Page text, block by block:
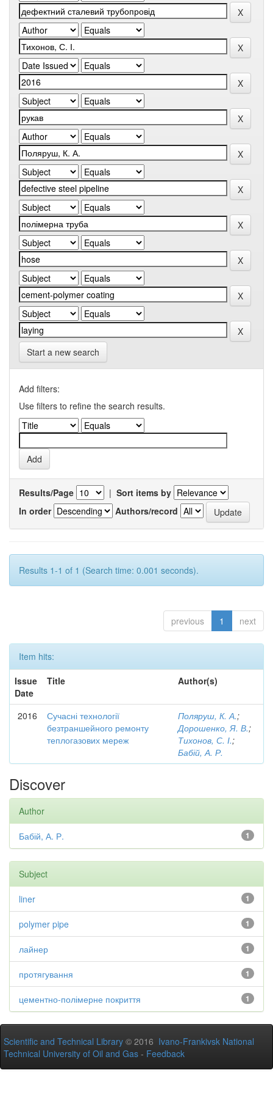
Start a new search
Add filters:
Use filters to refine the search results.
Results/Page | Sort items by
In order
Authors/record
Results 1-1 of 1 (Search time: 0.001 seconds).
previous 1 next
Item hits:
Issue
Date
Title Author(s)
2016
Сучасні технології
безтраншейного ремонту
теплогазових мереж
Поляруш, К. А.;
Дорошенко, Я. В.;
Тихонов, С. І.;
Бабій, А. Р.
Discover
Author
1
Бабій, А. Р.
Subject
1
liner
1
polymer pipe
1
лайнер
1
протягування
1
цементно-полімерне покриття
Scientific and Technical Library © 2016 Ivano-Frankivsk National
Technical University of Oil and Gas - Feedback